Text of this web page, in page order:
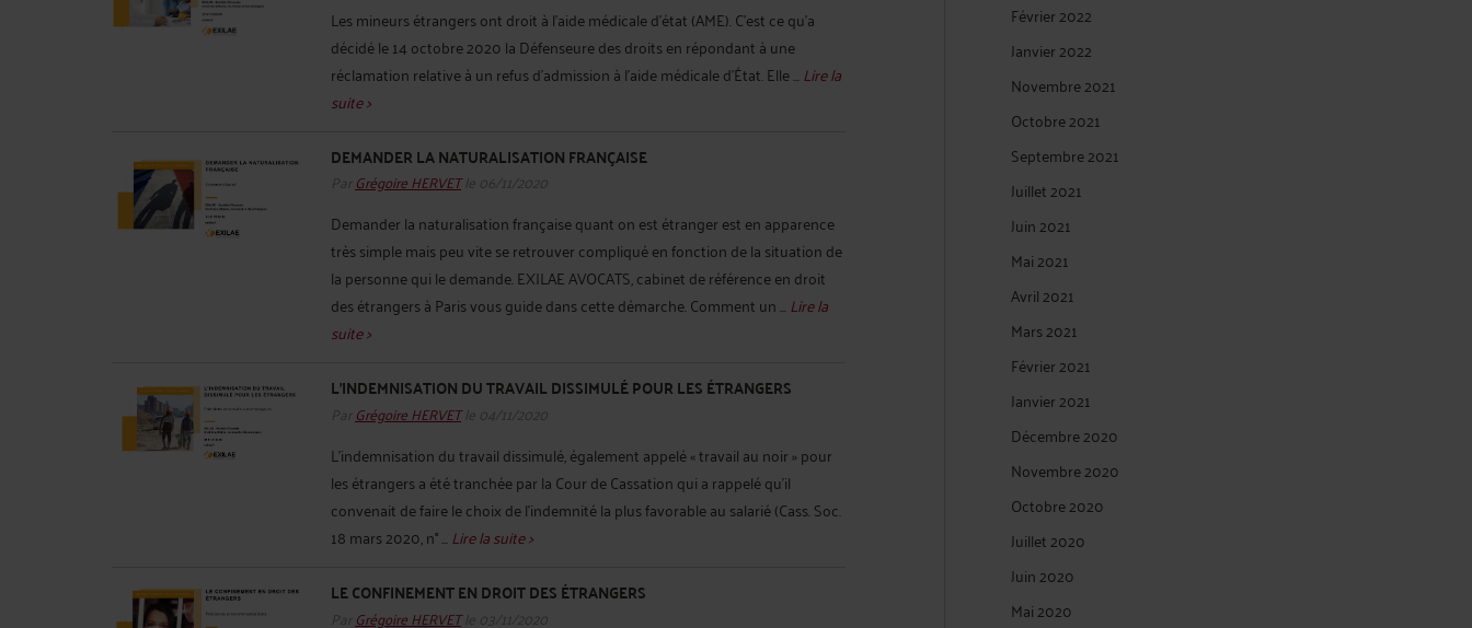
Les mineurs étrangers ont droit à l’aide médicale d’état (AME). C’est ce qu’a
décidé le 14 octobre 2020 la Défenseure des droits en répondant à une
réclamation relative à un refus d’admission à l’aide médicale d’État. Elle ...Lire la
suite >
DEMANDER LA NATURALISATION FRANÇAISE
Par Grégoire HERVETle 06/11/2020
Demander la naturalisation française quant on est étranger est en apparence
très simple mais peu vite se retrouver compliqué en fonction de la situation de
la personne qui le demande. EXILAE AVOCATS, cabinet de référence en droit
des étrangers à Paris vous guide dans cette démarche. Comment un ...Lire la
suite >
L’INDEMNISATION DU TRAVAIL DISSIMULÉ POUR LES ÉTRANGERS
Par Grégoire HERVETle 04/11/2020
L’indemnisation du travail dissimulé, également appelé « travail au noir » pour
les étrangers a été tranchée par la Cour de Cassation qui a rappelé qu’il
convenait de faire le choix de l’indemnité la plus favorable au salarié (Cass. Soc.
18 mars 2020, n° ...Lire la suite >
LE CONFINEMENT EN DROIT DES ÉTRANGERS
Par Grégoire HERVETle 03/11/2020
Février 2022
Janvier 2022
Novembre 2021
Octobre 2021
Septembre 2021
Juillet 2021
Juin 2021
Mai 2021
Avril 2021
Mars 2021
Février 2021
Janvier 2021
Décembre 2020
Novembre 2020
Octobre 2020
Juillet 2020
Juin 2020
Mai 2020